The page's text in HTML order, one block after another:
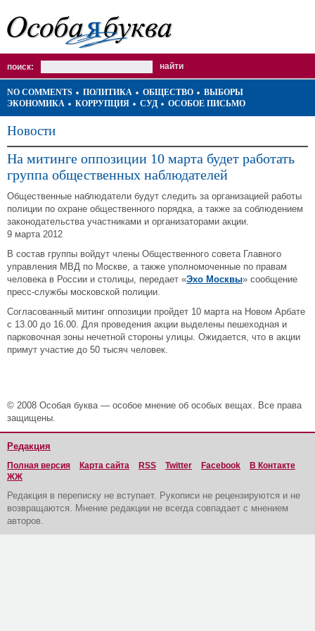
поиск:
NO COMMENTS ПОЛИТИКА ОБЩЕСТВО
ВЫБОРЫ
ЭКОНОМИКА
КОРРУПЦИЯ СУД ОСОБОЕ ПИСЬМО
Новости
На митинге оппозиции 10 марта будет работать
группа общественных наблюдателей
Общественные наблюдатели будут следить за организацией работы
полиции по охране общественного порядка, а также за соблюдением
законодательства участниками и организаторами акции.
9 марта 2012
В состав группы войдут члены Общественного совета Главного
управления МВД по Москве, а также уполномоченные по правам
человека в России и столицы, передает «Эхо Москвы» сообщение
пресс-службы московской полиции.
Согласованный митинг оппозиции пройдет 10 марта на Новом Арбате
с 13.00 до 16.00. Для проведения акции выделены пешеходная и
парковочная зоны нечетной стороны улицы. Ожидается, что в акции
примут участие до 50 тысяч человек.
© 2008 Особая буква — особое мнение об особых вещах. Все права
защищены.
Редакция
Полная версия Карта сайта RSS Twitter Facebook
В Контакте
ЖЖ
Редакция в переписку не вступает. Рукописи не рецензируются и не
возвращаются. Мнение редакции не всегда совпадает с мнением
авторов.